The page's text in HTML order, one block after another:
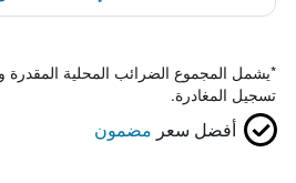
*يشمل المجموع الضرائب المحلية المقدرة
تسجيل المغادرة.
أفضل سعر مضمون